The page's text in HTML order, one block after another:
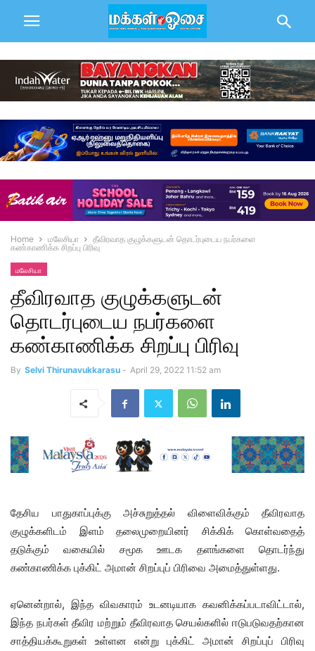
Home மலேசியா
தீவிரவாத குழுக்களுடன் தொடர்புடைய நபர்களை
கண்காணிக்க சிறப்பு பிரிவு
மலேசியா
தீவிரவாத குழுக்களுடன்
தொடர்புடைய நபர்களை
கண்காணிக்க சிறப்பு பிரிவு
By Selvi Thirunavukkarasu - April 29, 2022 11:52 am
தேசிய பாதுகாப்புக்கு அச்சுறுத்தல் விளைவிக்கும் தீவிரவாத
குழுக்களிடம் இளம் தலைமுறையினர் சிக்கிக் கொள்வதைத்
தடுக்கும் வகையில் சமூக ஊடக தளங்களை தொடர்ந்து
கண்காணிக்க புக்கிட் அமான் சிறப்புப் பிரிவை அமைத்துள்ளது.
ஏனென்றால், இந்த விவகாரம் உடனடியாக கவனிக்கப்படாவிட்டால்,
இந்த நபர்கள் தீவிர மற்றும் தீவிரவாத செயல்களில் ஈடுபடுவதற்கான
சாத்தியக்கூறுகள் உள்ளன என்று புக்கிட் அமான் சிறப்புப் பிரிவு